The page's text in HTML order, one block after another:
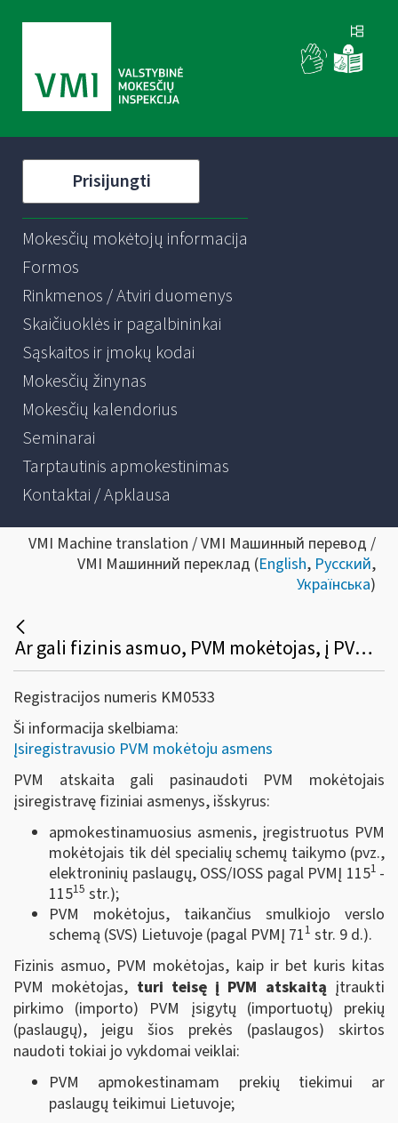
Prisijungti
Mokesčių mokėtojų informacija
Formos
Rinkmenos / Atviri duomenys
Skaičiuoklės ir pagalbininkai
Sąskaitos ir įmokų kodai
Mokesčių žinynas
Mokesčių kalendorius
Seminarai
Tarptautinis apmokestinimas
Kontaktai / Apklausa
VMI Machine translation / VMI Машинный перевод /
VMI Машинний переклад (English, Русский,
Українська)
Ar gali fizinis asmuo, PVM mokėtojas, į PVM atskaitą įtraukti įsigytų prekių (paslaugų), skirtų PVM apmokestinamai veiklai vykdyti, pirkimo (importo) PVM?
Registracijos numeris KM0533
Ši informacija skelbiama:
Įsiregistravusio PVM mokėtoju asmens
PVM atskaita gali pasinaudoti PVM mokėtojais
įsiregistravę fiziniai asmenys, išskyrus:
apmokestinamuosius asmenis, įregistruotus PVM
mokėtojais tik dėl specialių schemų taikymo (pvz.,
elektroninių paslaugų, OSS/IOSS pagal PVMĮ 1151 -
11515 str.);
PVM mokėtojus, taikančius smulkiojo verslo
schemą (SVS) Lietuvoje (pagal PVMĮ 711 str. 9 d.).
Fizinis asmuo, PVM mokėtojas, kaip ir bet kuris kitas
PVM mokėtojas, turi teisę į PVM atskaitą įtraukti
pirkimo (importo) PVM įsigytų (importuotų) prekių
(paslaugų), jeigu šios prekės (paslaugos) skirtos
naudoti tokiai jo vykdomai veiklai:
PVM apmokestinamam prekių tiekimui ar
paslaugų teikimui Lietuvoje;